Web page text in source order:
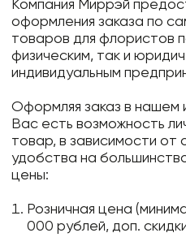
Компания Миррэй
оформления заказа по
товаров для флористов
физическим, так и
индивидуальным
Оформляя заказ в нашем
Вас есть возможность
товар, в зависимости
удобства на
цены:
Розничная цена
000 рублей, доп.